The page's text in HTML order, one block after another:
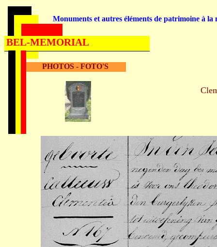
PHOTOS - FOTO'S
Monuments et autres éléments de patrimoine à la
BEL-MEMORIAL